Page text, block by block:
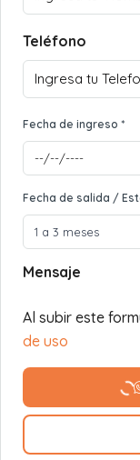
Teléfono
Fecha de ingreso *
Fecha de salida /
Mensaje
Al subir este
de uso